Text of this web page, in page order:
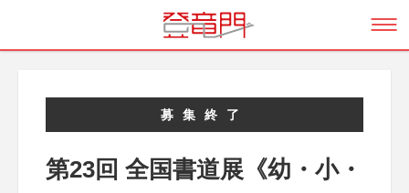
募集終了
第23回 全国書道展《幼・小・